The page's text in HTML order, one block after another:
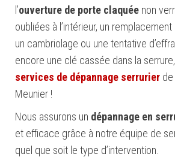
l’ouverture de porte claquée non
oubliées à l’intérieur, un
un cambriolage ou une tentative
encore une clé cassée dans la
services de dépannage serrurier
Meunier !
Nous assurons un dépannage en
et efficace grâce à notre équipe de
quel que soit le type d’intervention.